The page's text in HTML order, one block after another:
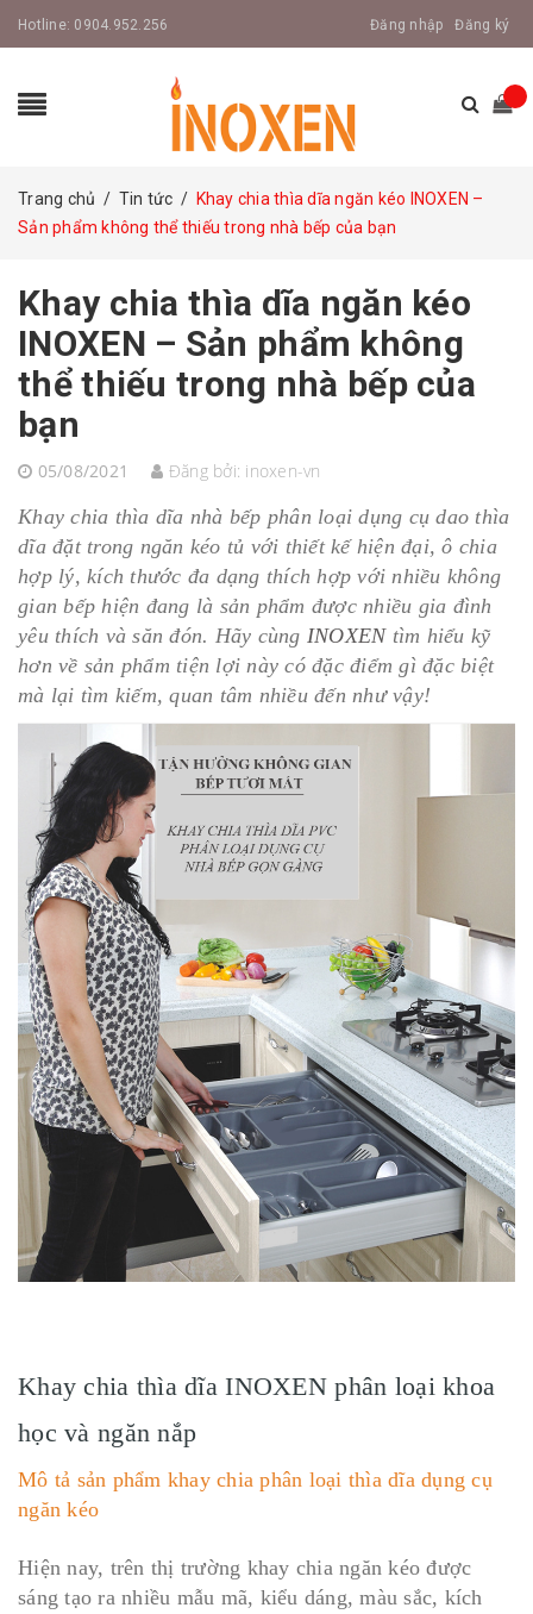
Hotline: 0904.952.256 Đăng nhập Đăng ký
Trang chủ / Tin tức / Khay chia thìa dĩa ngăn kéo INOXEN –
Sản phẩm không thể thiếu trong nhà bếp của bạn
Khay chia thìa dĩa ngăn kéo
INOXEN – Sản phẩm không
thể thiếu trong nhà bếp của
bạn
05/08/2021 Đăng bởi: inoxen-vn
Khay chia thìa dĩa nhà bếp phân loại dụng cụ dao thìa
dĩa đặt trong ngăn kéo tủ với thiết kế hiện đại, ô chia
hợp lý, kích thước đa dạng thích hợp với nhiều không
gian bếp hiện đang là sản phẩm được nhiều gia đình
yêu thích và săn đón. Hãy cùng INOXENtìm hiểu kỹ
hơn về sản phẩm tiện lợi này có đặc điểm gì đặc biệt
mà lại tìm kiếm, quan tâm nhiều đến như vậy!
Khay chia thìa dĩa INOXEN phân loại khoa
học và ngăn nắp
Mô tả sản phẩm khay chia phân loại thìa dĩa dụng cụ
ngăn kéo
Hiện nay, trên thị trường khay chia ngăn kéo được
sáng tạo ra nhiều mẫu mã, kiểu dáng, màu sắc, kích